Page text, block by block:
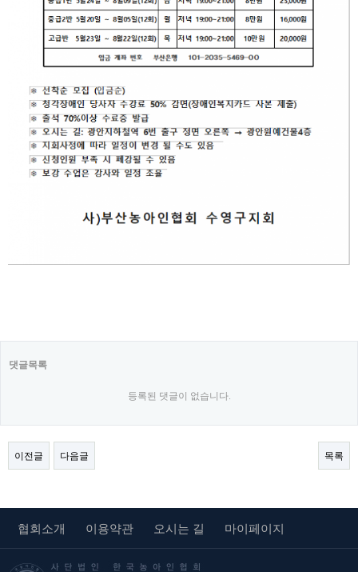
댓글목록
등록된 댓글이 없습니다.
이전글 다음글 목록
협회소개 이용약관 오시는 길 마이페이지